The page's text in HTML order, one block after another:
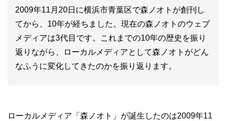
2009年11月20日に横浜市青葉区で森ノオトが創刊し
てから、10年が経ちました。現在の森ノオトのウェブ
メディアは3代目です。これまでの10年の歴史を振り
返りながら、ローカルメディアとして森ノオトがどん
なふうに変化してきたのかを振り返ります。
ローカルメディア「森ノオト」が誕生したのは2009年11